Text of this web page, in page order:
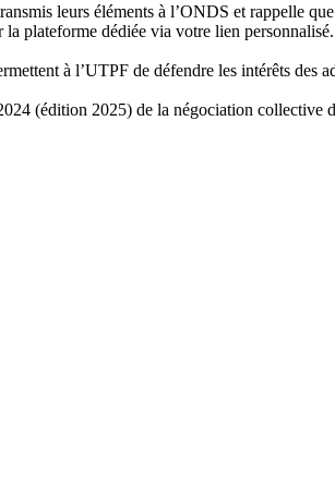
leurs éléments à l’ONDS et rappelle
la plateforme dédiée via votre lien
à l’UTPF de défendre les intérêts
(édition 2025) de la négociation